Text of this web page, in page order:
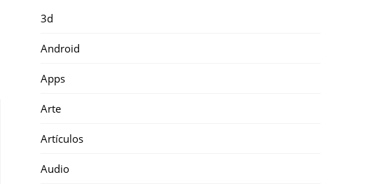
3d
Android
Apps
Arte
Artículos
Audio